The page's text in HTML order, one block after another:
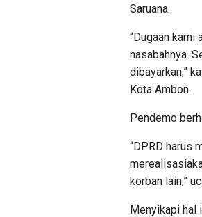
Saruana.
“Dugaan kami
nasabahnya.
dibayarkan,”
Kota Ambon.
Pendemo
“DPRD harus
korban lain,”
Menyikapi hal